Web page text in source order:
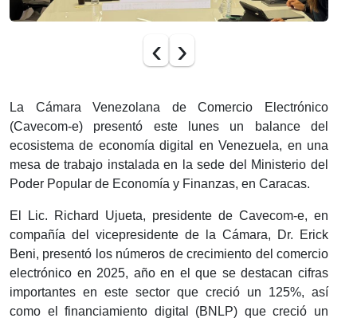
‹ ›
La Cámara Venezolana de Comercio Electrónico
(Cavecom-e) presentó este lunes un balance del
ecosistema de economía digital en Venezuela, en una
mesa de trabajo instalada en la sede del Ministerio del
Poder Popular de Economía y Finanzas, en Caracas.
El Lic. Richard Ujueta, presidente de Cavecom-e, en
compañía del vicepresidente de la Cámara, Dr. Erick
Beni, presentó los números de crecimiento del comercio
electrónico en 2025, año en el que se destacan cifras
importantes en este sector que creció un 125%, así
como el financiamiento digital (BNLP) que creció un